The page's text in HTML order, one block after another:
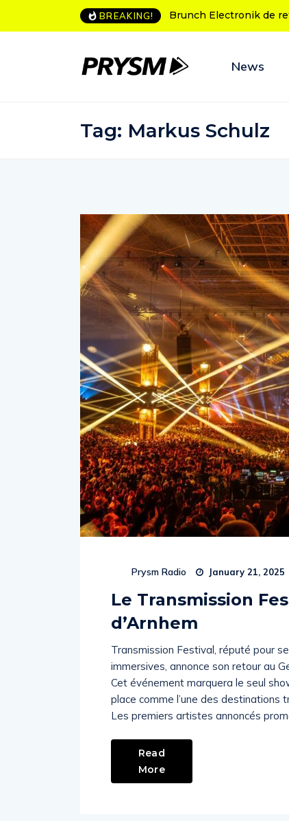
BREAKING!
Electronik de retour à BordeauxL’Amnesia Ibiza fête
programme des soirées
News
Tag: Markus Schulz
Prysm Radio January 21, 2025
Le Transmission
d’Arnhem
Transmission Festival, réputé pour
immersives, annonce son retour au
Cet événement marquera le seul
place comme l’une des destinations
Les premiers artistes annoncés
Read
More